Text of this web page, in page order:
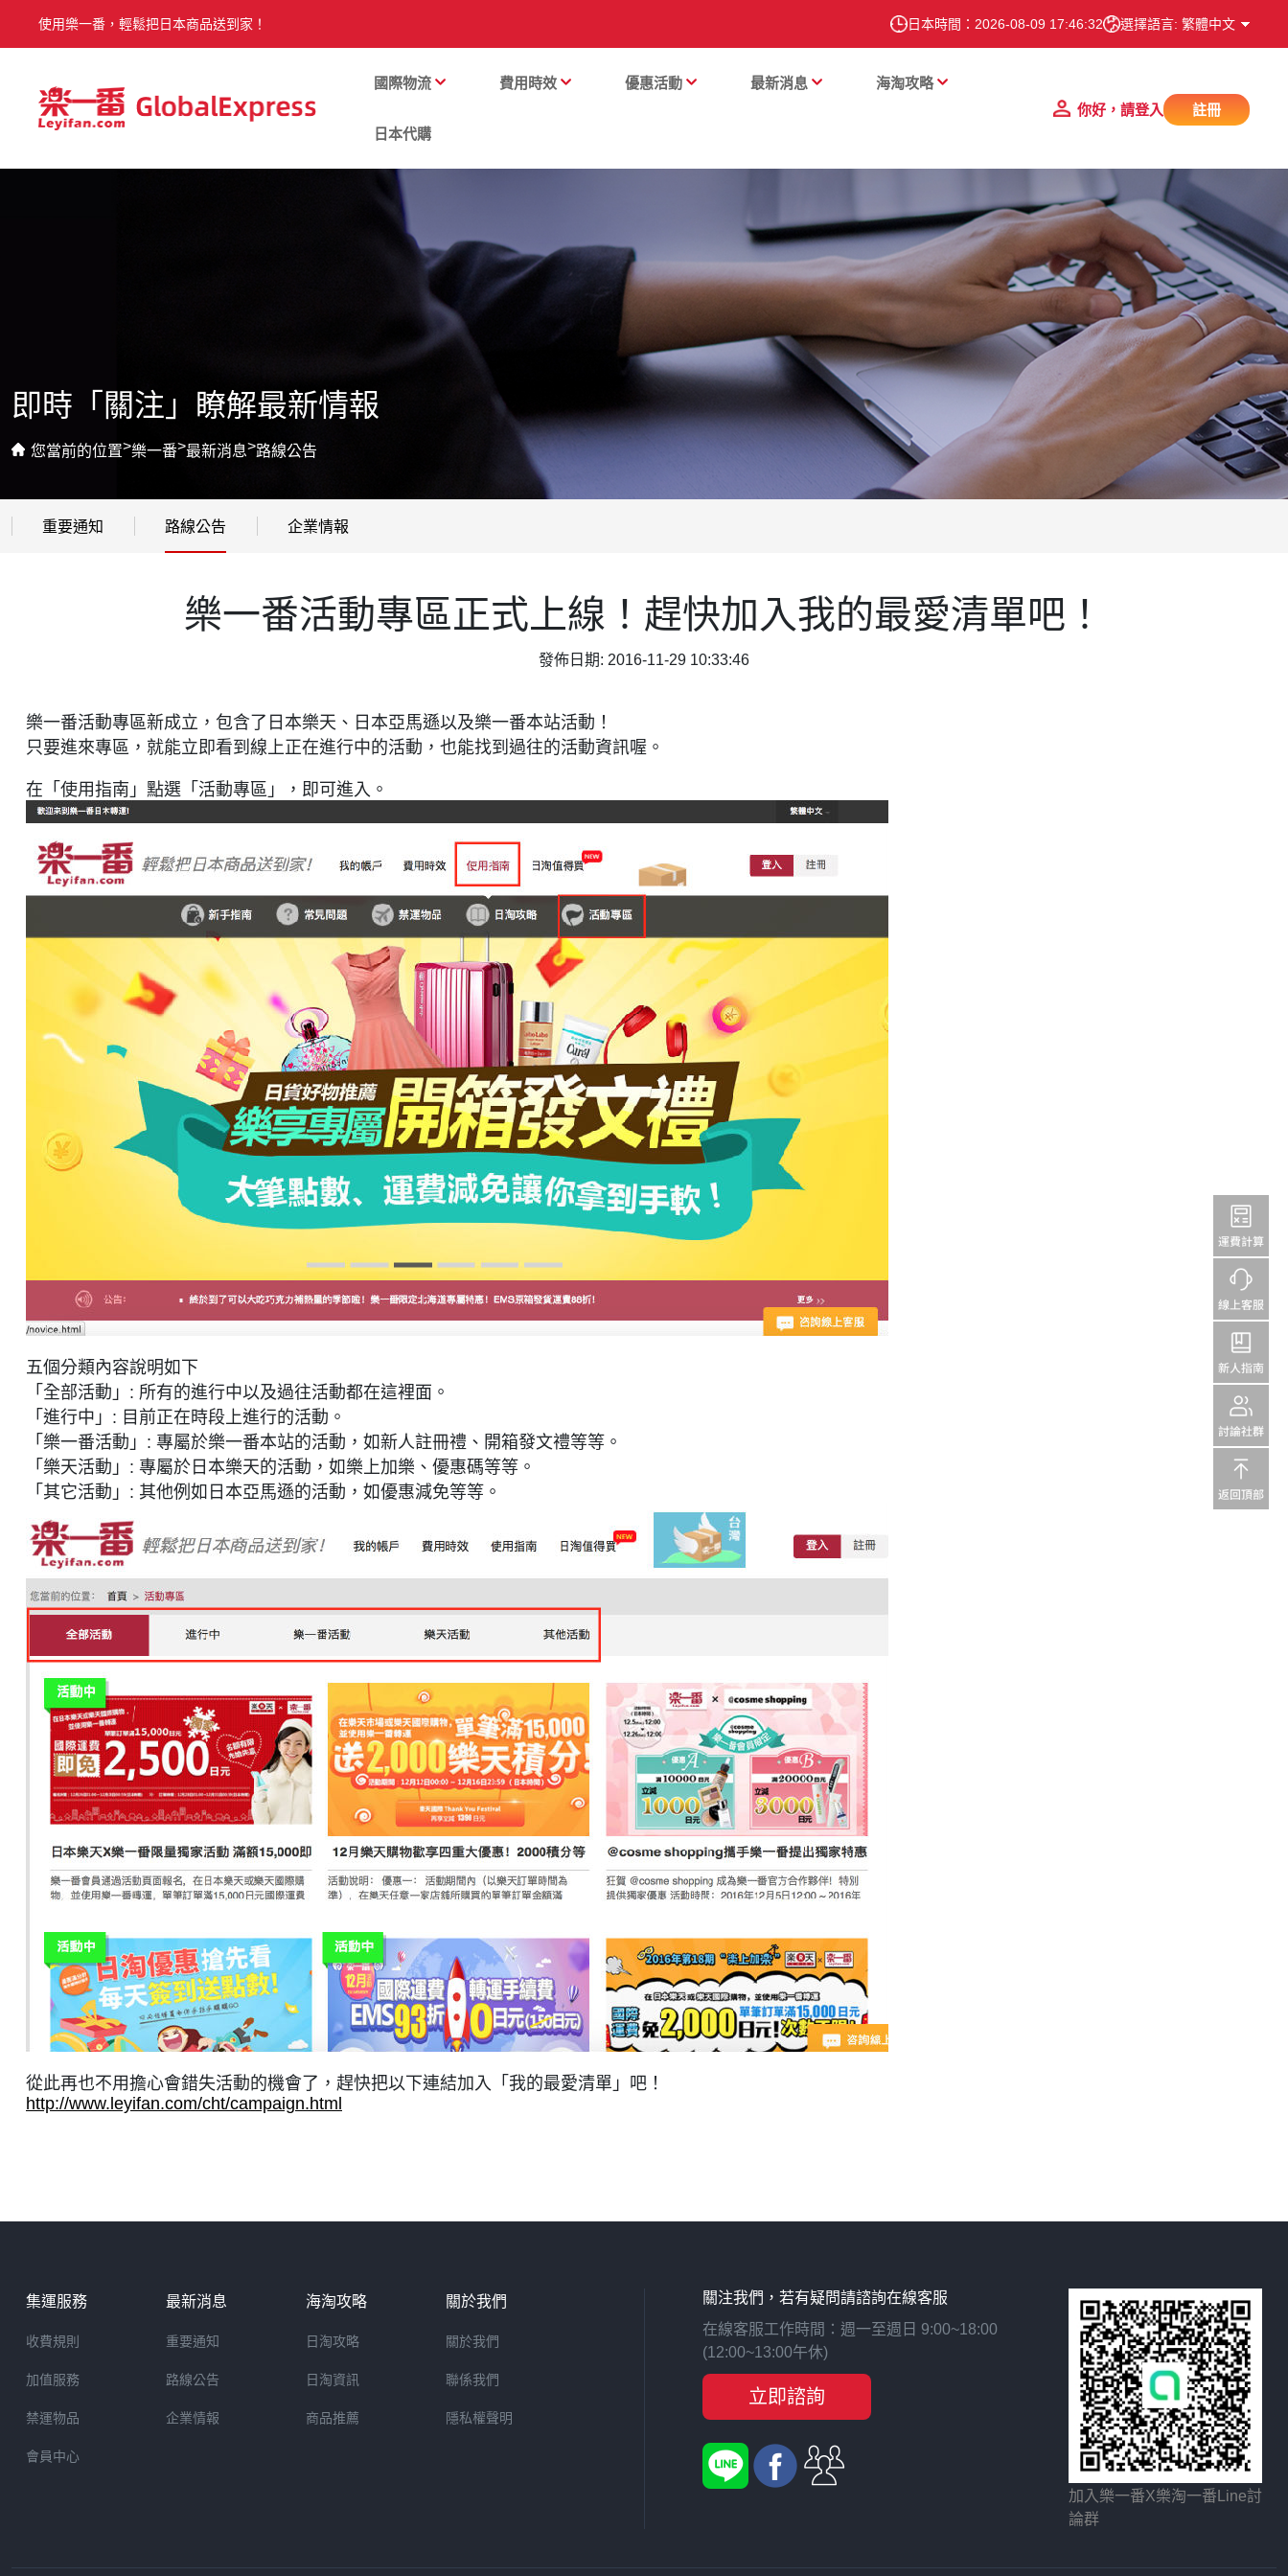
使用樂一番，輕鬆把日本商品送到家！ 日本時間： 2026-08-09 17:46:33 選擇語言: 繁體中文
國際物流 費用時效 優惠活動 最新消息 海淘攻略
日本代購
你好，請登入 註冊
即時「關注」瞭解最新情報
您當前的位置>樂一番>最新消息>路線公告
重要通知 路線公告 企業情報
樂一番活動專區正式上線！趕快加入我的最愛清單吧！
發佈日期: 2016-11-29 10:33:46
樂一番活動專區新成立，包含了日本樂天、日本亞馬遜以及樂一番本站活動！
只要進來專區，就能立即看到線上正在進行中的活動，也能找到過往的活動資訊喔。
在「使用指南」點選「活動專區」，即可進入。
五個分類內容說明如下
「全部活動」: 所有的進行中以及過往活動都在這裡面。
「進行中」: 目前正在時段上進行的活動。
「樂一番活動」: 專屬於樂一番本站的活動，如新人註冊禮、開箱發文禮等等。
「樂天活動」: 專屬於日本樂天的活動，如樂上加樂、優惠碼等等。
「其它活動」: 其他例如日本亞馬遜的活動，如優惠減免等等。
從此再也不用擔心會錯失活動的機會了，趕快把以下連結加入「我的最愛清單」吧！
http://www.leyifan.com/cht/campaign.html
集運服務
收費規則
加值服務
禁運物品
會員中心
最新消息
重要通知
路線公告
企業情報
海淘攻略
日淘攻略
日淘資訊
商品推薦
關於我們
關於我們
聯係我們
隱私權聲明
關注我們，若有疑問請諮詢在線客服
在線客服工作時間：週一至週日 9:00~18:00
(12:00~13:00午休)
立即諮詢
加入樂一番X樂淘一番Line討
論群